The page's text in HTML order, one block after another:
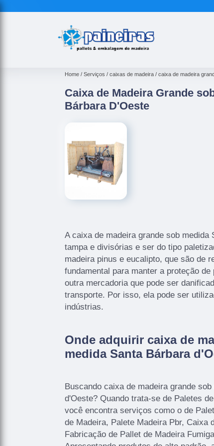
Home Serviços caixas de madeira caixa de madeira
Caixa de Madeira Grande
Bárbara D'Oeste
A caixa de madeira grande sob medida
tampa e divisórias e ser do tipo
madeira pinus e eucalipto, que são de
fundamental para manter a proteção
outra mercadoria que pode ser
transporte. Por isso, ela pode ser
indústrias.
Onde adquirir caixa de
medida Santa Bárbara
Buscando caixa de madeira grande
d'Oeste? Quando trata-se de Paletes
você encontra serviços como o de
de Madeira, Palete Madeira Pbr, Caixa
Fabricação de Pallet de Madeira